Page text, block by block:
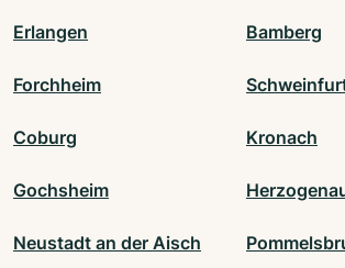
Erlangen Bamberg
Forchheim
Coburg Kronach
Gochsheim
Neustadt an der Aisch